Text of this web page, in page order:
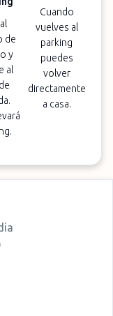
de
y
al
Cuando
vuelves al
parking
puedes
volver
directamente
a casa.